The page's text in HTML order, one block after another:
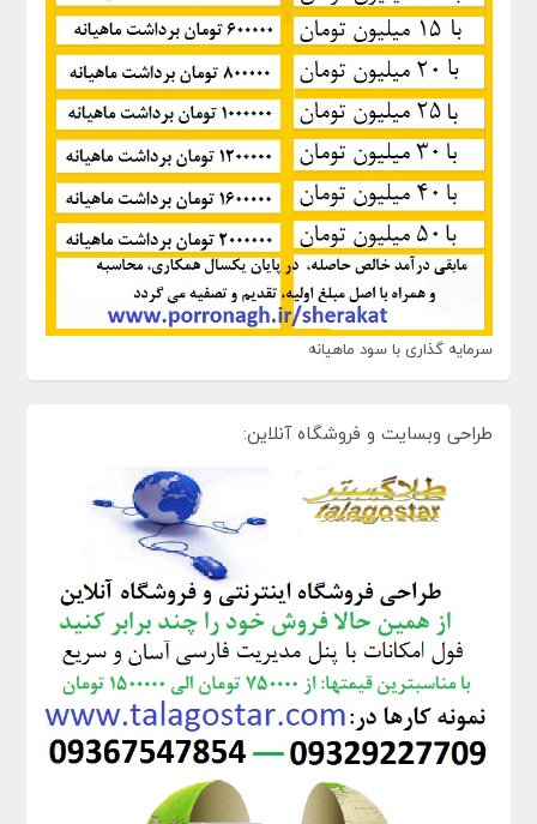
سرمایه گذاری با سود ماهیانه
طراحی وبسایت و فروشگاه آنلاین: